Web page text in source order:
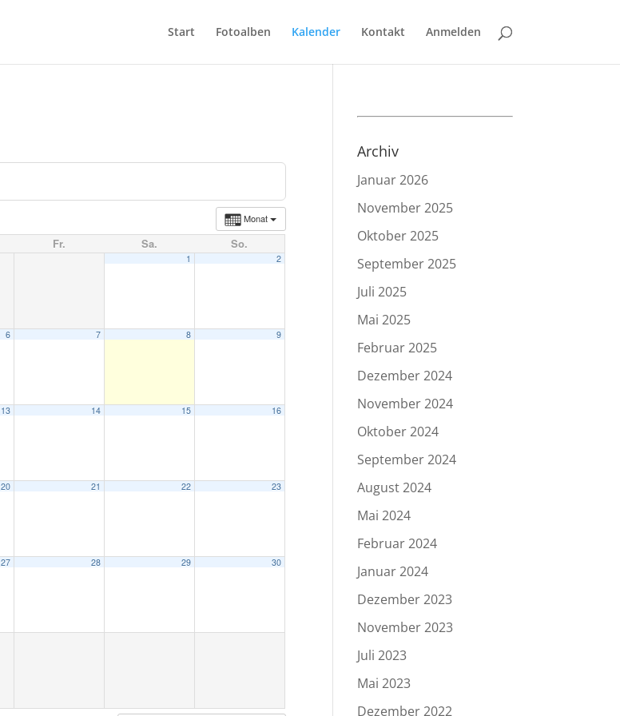
Start Fotoalben Kalender Kontakt Anmelden
Monat
Fr. Sa. So.
1 2
6 7 8 9
13 14 15 16
20 21 22 23
27 28 29 30
Archiv
Januar 2026
November 2025
Oktober 2025
September 2025
Juli 2025
Mai 2025
Februar 2025
Dezember 2024
November 2024
Oktober 2024
September 2024
August 2024
Mai 2024
Februar 2024
Januar 2024
Dezember 2023
November 2023
Juli 2023
Mai 2023
Dezember 2022